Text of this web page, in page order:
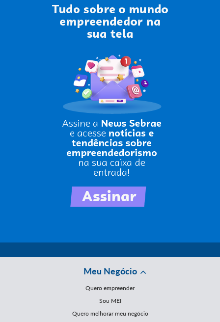
Meu Negócio
Quero empreender
Sou MEI
Quero melhorar meu negócio